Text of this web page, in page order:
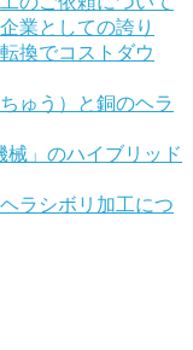
業としての誇り
換でコストダウ
ゅう）と銅のヘラ
」のハイブリッド
ラシボリ加工につ